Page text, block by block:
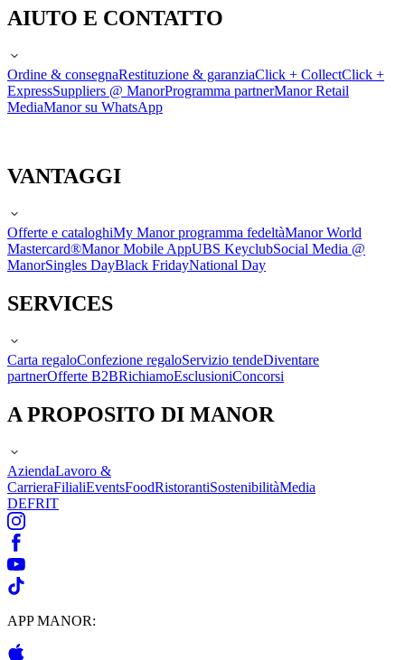
AIUTO E CONTATTO
Ordine & consegnaRestituzione & garanziaClick + CollectClick +
ExpressSuppliers @ ManorProgramma partnerManor Retail
MediaManor su WhatsApp
VANTAGGI
Offerte e cataloghiMy Manor programma fedeltàManor World
Mastercard®Manor Mobile AppUBS KeyclubSocial Media @
ManorSingles DayBlack FridayNational Day
SERVICES
Carta regaloConfezione regaloServizio tendeDiventare
partnerOfferte B2BRichiamoEsclusioniConcorsi
A PROPOSITO DI MANOR
AziendaLavoro &
CarrieraFilialiEventsFoodRistorantiSostenibilitàMedia
DEFRIT
APP MANOR: